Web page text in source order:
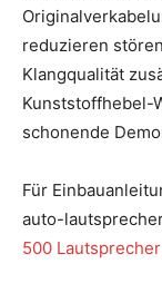
reduzieren
Klangqualität
Kunststoffhebel-
schonende
Für
auto-
500